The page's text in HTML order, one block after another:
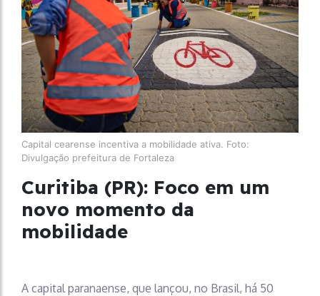
Capital cearense incentiva a mobilidade ativa. Foto:
Divulgação prefeitura de Fortaleza
Curitiba (PR): Foco em um
novo momento da
mobilidade
A capital paranaense, que lançou, no Brasil, há 50